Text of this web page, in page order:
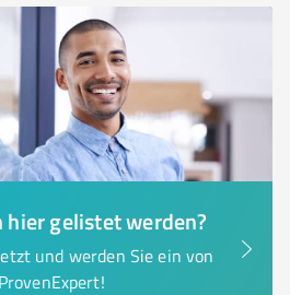
hier gelistet werden?
und werden Sie ein von